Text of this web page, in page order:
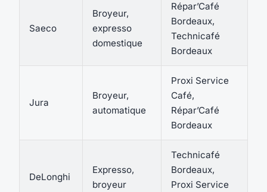
Saeco
Broyeur,
expresso
domestique
Répar’Café
Bordeaux,
Technicafé
Bordeaux
Jura
Broyeur,
automatique
Proxi Service
Café,
Répar’Café
Bordeaux
DeLonghi
Expresso,
broyeur
Technicafé
Bordeaux,
Proxi Service